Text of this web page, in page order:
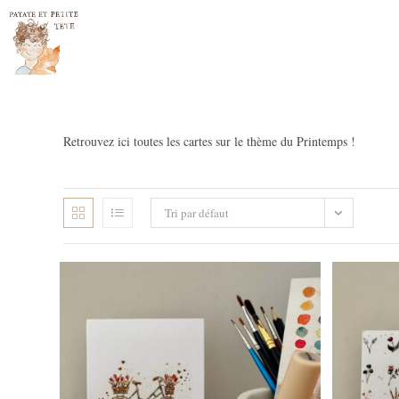
Skip
content
Retrouvez ici toutes les cartes sur le thème du Printemps !
Tri par défaut